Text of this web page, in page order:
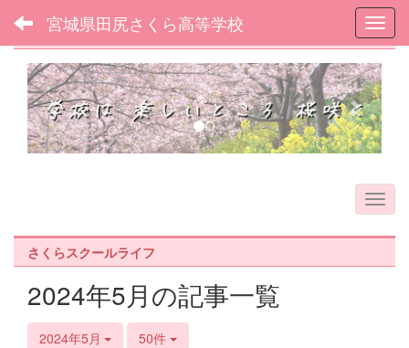
宮城県田尻さくら高等学校
フォトアルバム
p
r
e
v
s
n
e
x
t
さくらスクールライフ
2024年5月の記事一覧
2024年5月 50件